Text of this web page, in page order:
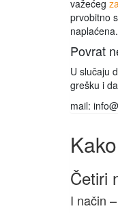
važećeg
prvobitno
Povrat
U slučaju
grešku i
mail:
Četiri
I način